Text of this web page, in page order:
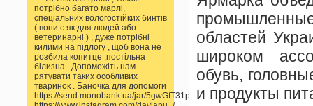
потрібно багато марлі,
спеціальних вологостійких бинтів
( вони є як для людей або
ветеринарні ) , дуже потрібні
килими на підлогу , щоб вона не
розбила копитце ,постільна
білизна . Допоможіть нам
рятувати таких особливих
тваринок . Баночка для допомоги
https://send.monobank.ua/jar/5gwGfT31pp
областей
широком
обувь,
и продукты